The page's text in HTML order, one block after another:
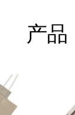
产品